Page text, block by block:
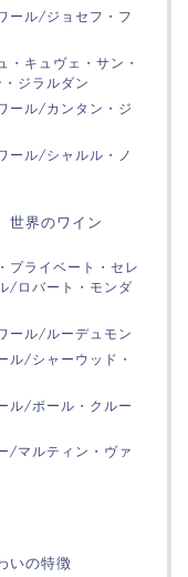
ール/ジョセフ・フ
・キュヴェ・サン・
ジラルダン
ール/カンタン・ジ
ール/シャルル・ノ
世界のワイン
プライベート・セレ
/ロバート・モンダ
ール/ルーデュモン
ル/シャーウッド・
ル/ポール・クルー
/マルティン・ヴァ
いの特徴